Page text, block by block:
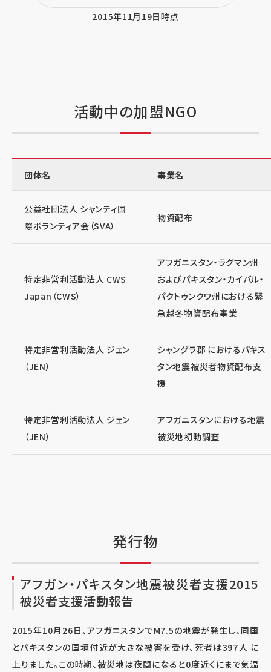
2015年11月19日時点
活動中の加盟NGO
団体名 事業名
公益社団法人 シャンティ国
際ボランティア会（SVA）
物資配布
特定非営利活動法人 CWS
Japan（CWS）
アフガニスタン・ラグマン州
およびパキスタン・カイバル・
パクトゥンクワ州における緊
急越冬物資配布事業
特定非営利活動法人 ジェン
（JEN）
シャングラ郡 におけるパキス
タン地震被災者物資配布支
援
特定非営利活動法人 ジェン
（JEN）
アフガニスタンにおける地震
被災地初動調査
発行物
アフガン・パキスタン地震被災者支援2015
被災者支援活動報告
2015年10月26日、アフガニスタンでM7.5の地震が発生し、同国
とパキスタンの国境付近が大きな被害を受け、死者は397人 に
上りました。この時期、被災地は夜間になると0度近くにまで気温